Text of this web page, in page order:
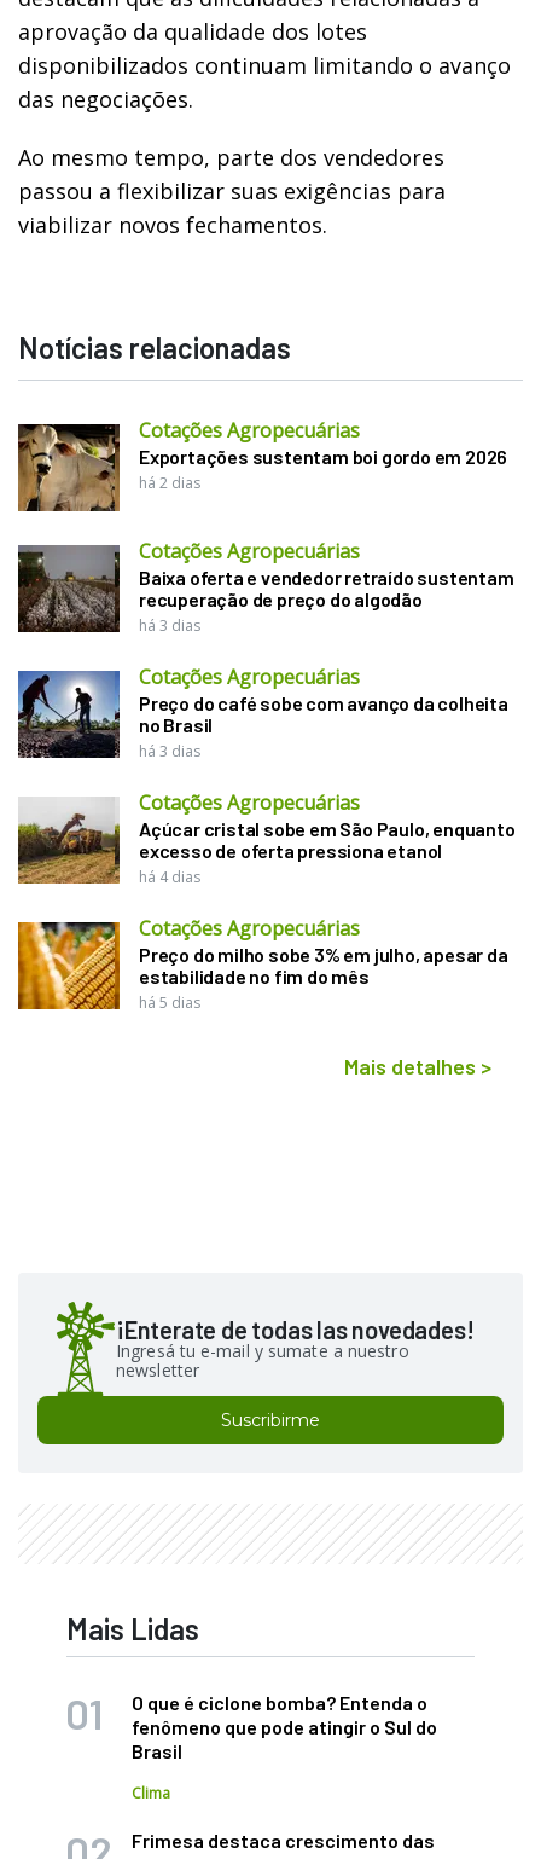
aprovação da qualidade dos lotes
disponibilizados continuam limitando o avanço
das negociações.
Ao mesmo tempo, parte dos vendedores
passou a flexibilizar suas exigências para
viabilizar novos fechamentos.
Notícias relacionadas
Cotações Agropecuárias
Exportações sustentam boi gordo em 2026
há 2 dias
Cotações Agropecuárias
Baixa oferta e vendedor retraído sustentam
recuperação de preço do algodão
há 3 dias
Cotações Agropecuárias
Preço do café sobe com avanço da colheita
no Brasil
há 3 dias
Cotações Agropecuárias
Açúcar cristal sobe em São Paulo, enquanto
excesso de oferta pressiona etanol
há 4 dias
Cotações Agropecuárias
Preço do milho sobe 3% em julho, apesar da
estabilidade no fim do mês
há 5 dias
Mais detalhes >
¡Enterate de todas las novedades!
Ingresá tu e-mail y sumate a nuestro
newsletter
Suscribirme
Mais Lidas
O que é ciclone bomba? Entenda o
fenômeno que pode atingir o Sul do
Brasil
Clima
Frimesa destaca crescimento das